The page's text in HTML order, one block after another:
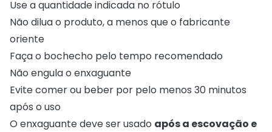
Use a quantidade indicada no rótulo
Não dilua o produto, a menos que o fabricante
oriente
Faça o bochecho pelo tempo recomendado
Não engula o enxaguante
Evite comer ou beber por pelo menos 30 minutos
após o uso
O enxaguante deve ser usado após a escovação e